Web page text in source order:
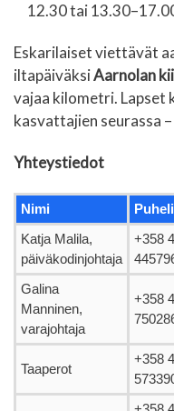
12.30 tai
Eskarilaiset viettävät
iltapäiväksiAarnolan
vajaa kilometri.
kasvattajien seurassa
Yhteystiedot
Nimi
Katja Malila,
päiväkodinjohtaja
+358
Galina
Manninen,
varajohtaja
+358
Taaperot
+358